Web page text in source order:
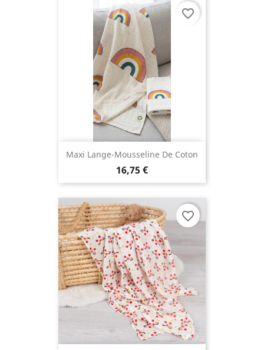
Maxi Lange-Mousseline De Coton
16,75 €
favorite_border
favorite_border